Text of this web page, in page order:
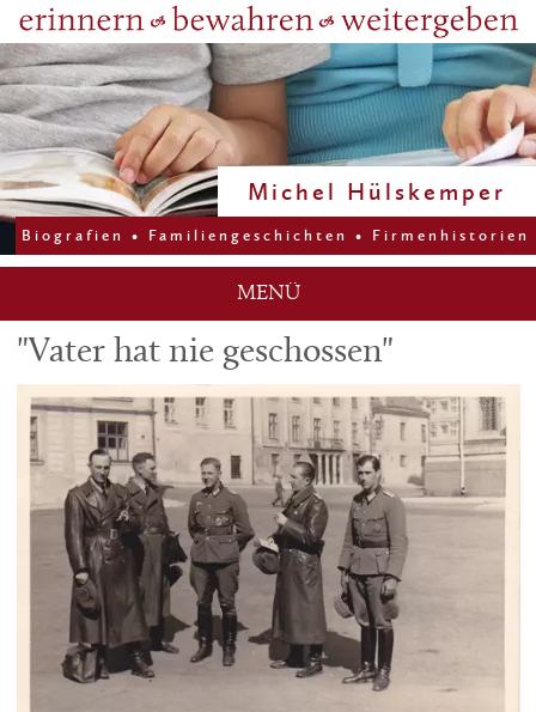
Michel Hülskemper
Biografien • Familiengeschichten • Firmenhistorien
MENÜ
"Vater hat nie geschossen"